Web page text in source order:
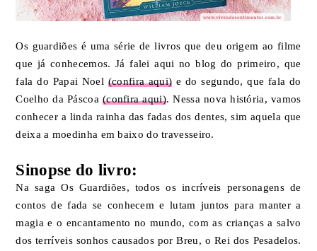
Os guardiões é uma série de livros que deu origem ao filme
que já conhecemos. Já falei aqui no blog do primeiro, que
fala do Papai Noel (confira aqui) e do segundo, que fala do
Coelho da Páscoa (confira aqui). Nessa nova história, vamos
conhecer a linda rainha das fadas dos dentes, sim aquela que
deixa a moedinha em baixo do travesseiro.
Sinopse do livro:
Na saga Os Guardiões, todos os incríveis personagens de
contos de fada se conhecem e lutam juntos para manter a
magia e o encantamento no mundo, com as crianças a salvo
dos terríveis sonhos causados por Breu, o Rei dos Pesadelos.